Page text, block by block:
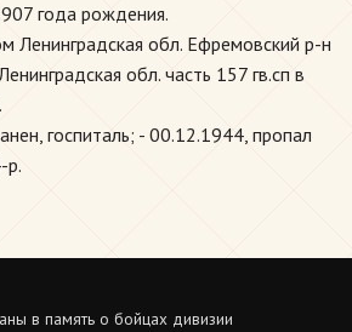
года рождения.
Ленинградская обл. Ефремовский р-н
обл. часть 157 гв.сп в
госпиталь; - 00.12.1944, пропал
р.
в память о бойцах дивизии